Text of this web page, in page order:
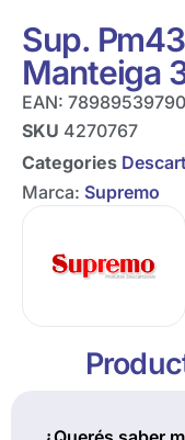
Sup.
Manteiga
EAN:
SKU 4270767
Categories
Marca: Supremo